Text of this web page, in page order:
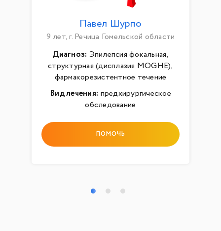
Павел Шурпо
9 лет, г. Речица Гомельской области
Диагноз: Эпилепсия фокальная,
структурная (дисплазия MOGHE),
фармакорезистентное течение
Вид лечения: предхирургическое
обследование
ПОМОЧЬ